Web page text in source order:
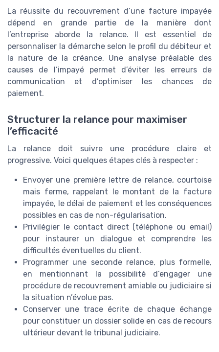
La réussite du recouvrement d’une facture impayée
dépend en grande partie de la manière dont
l’entreprise aborde la relance. Il est essentiel de
personnaliser la démarche selon le profil du débiteur et
la nature de la créance. Une analyse préalable des
causes de l’impayé permet d’éviter les erreurs de
communication et d’optimiser les chances de
paiement.
Structurer la relance pour maximiser
l’efficacité
La relance doit suivre une procédure claire et
progressive. Voici quelques étapes clés à respecter :
Envoyer une première lettre de relance, courtoise
mais ferme, rappelant le montant de la facture
impayée, le délai de paiement et les conséquences
possibles en cas de non-régularisation.
Privilégier le contact direct (téléphone ou email)
pour instaurer un dialogue et comprendre les
difficultés éventuelles du client.
Programmer une seconde relance, plus formelle,
en mentionnant la possibilité d’engager une
procédure de recouvrement amiable ou judiciaire si
la situation n’évolue pas.
Conserver une trace écrite de chaque échange
pour constituer un dossier solide en cas de recours
ultérieur devant le tribunal judiciaire.